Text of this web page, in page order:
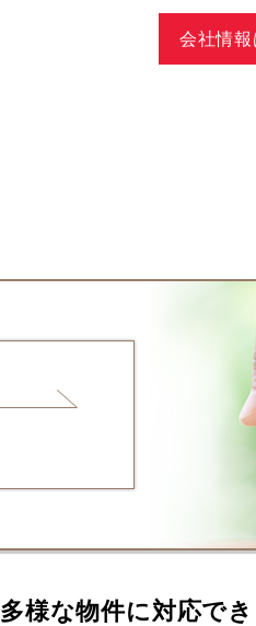
会社情報
多様な物件に対応で